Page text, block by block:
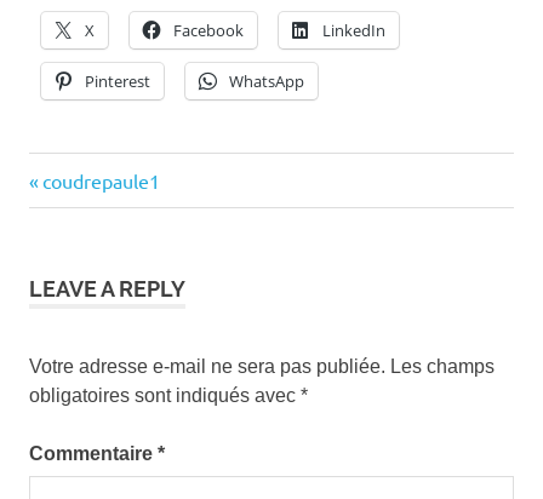
X Facebook LinkedIn
Pinterest WhatsApp
Navigation
l’article
Previous
Post:
coudrepaule1
LEAVE A REPLY
Votre adresse e-mail ne sera pas publiée. Les champs
obligatoires sont indiqués avec *
Commentaire *